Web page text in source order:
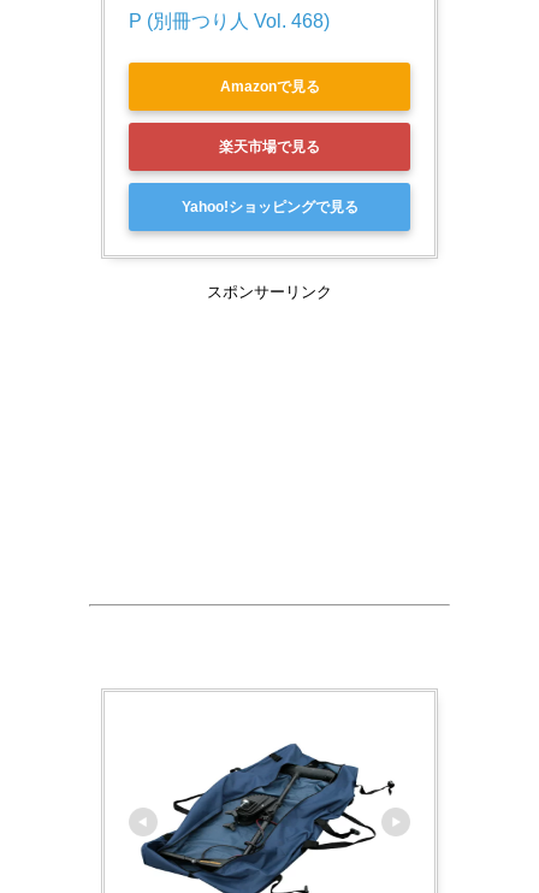
P (別冊つり人 Vol. 468)
Amazonで見る
楽天市場で見る
Yahoo!ショッピングで見る
スポンサーリンク